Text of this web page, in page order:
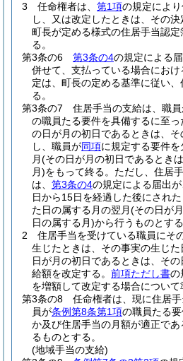
3
任命権者は、 第1項の規定によ
し、又は改定したときは、その
町長が定める様式の住居手当認
る。
第3条の6
第3条の4の規定による
併せて、支払っている場合にお
定は、町長の定める基準に従い
る。
第3条の7
住居手当の支給は、職
の職員たる要件を具備するに至っ
の日が月の初日であるときは、
し、職員が同項に規定する要件
月(その日が月の初日であるとき
月)をもって終る。 ただし、住居
は、 第3条の4の規定による届出
日から15日を経過した後にされ
た日の属する月の翌月(その日が
日の属する月)から行うものとする
2
住居手当を受けている職員にそ
生じたときは、その事実の生じた
日が月の初日であるときは、そ
給額を改定する。 前項ただし書の
を増額して改定する場合について
第3条の8
任命権者は、現に住居
員が条例第8条第1項の職員たる
か及び住居手当の月額が適正で
るものとする。
(地域手当の支給)